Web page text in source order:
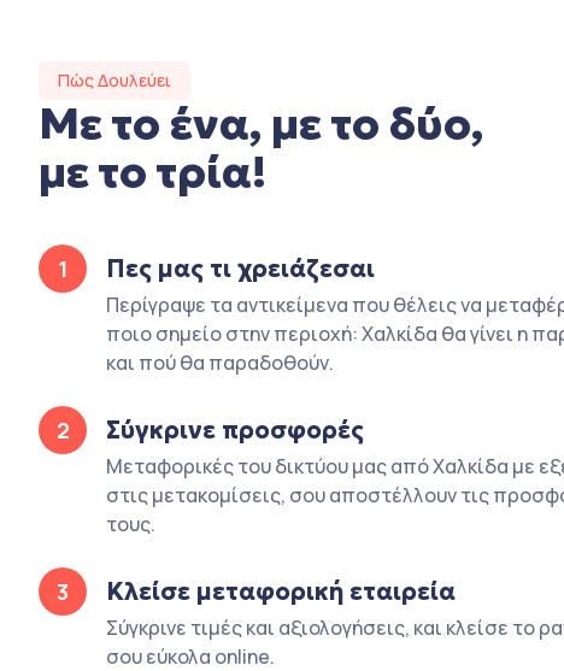
Πώς Δουλεύει
Με το ένα, με το δύο,
με το τρία!
1 Πες μας τι χρειάζεσαι
Περίγραψε τα αντικείμενα που θέλεις να
ποιο σημείο στην περιοχή: Χαλκίδα θα γίνει η
και πού θα παραδοθούν.
2 Σύγκρινε προσφορές
Μεταφορικές του δικτύου μας από Χαλκίδα με
στις μετακομίσεις, σου αποστέλλουν τις
τους.
3 Κλείσε μεταφορική εταιρεία
Σύγκρινε τιμές και αξιολογήσεις, και κλείσε το
σου εύκολα online.